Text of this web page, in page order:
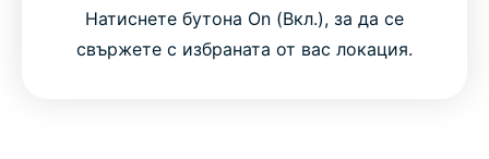
Натиснете бутона On (Вкл.), за да се
свържете с избраната от вас локация.